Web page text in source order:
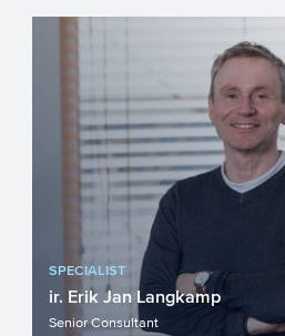
SPECIALIST
ir. Erik Jan Langkamp
Senior Consultant